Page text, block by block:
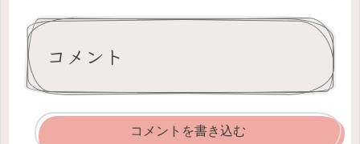
コメント
コメントを書き込む